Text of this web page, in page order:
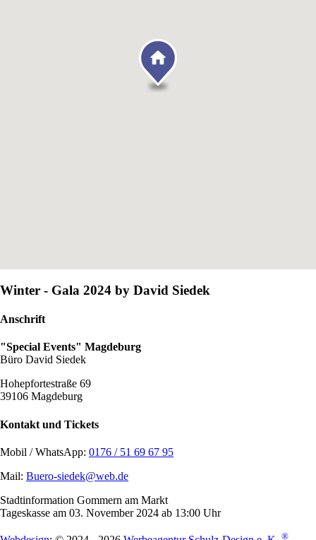
Winter - Gala 2024 by David Siedek
Anschrift
"Special Events" Magdeburg
Büro David Siedek
Hohepfortestraße 69
39106 Magdeburg
Kontakt und Tickets
Mobil / WhatsApp: 0176 / 51 69 67 95
Mail: Buero-siedek@web.de
Stadtinformation Gommern am Markt
Tageskasse am 03. November 2024 ab 13:00 Uhr
®